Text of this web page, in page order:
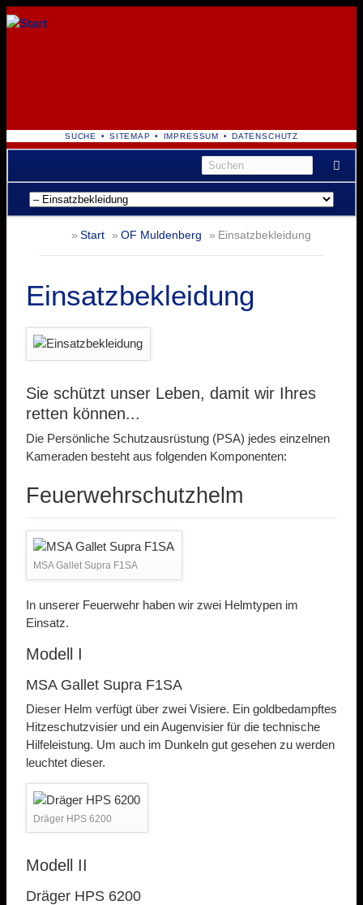
NAVIGATION
ÜBERSPRINGEN
SUCHE SITEMAP IMPRESSUM DATENSCHUTZ
Navigation
überspringen
Start OF Muldenberg Einsatzbekleidung
Einsatzbekleidung
Sie schützt unser Leben, damit wir Ihres
retten können...
Die Persönliche Schutzausrüstung (PSA) jedes einzelnen
Kameraden besteht aus folgenden Komponenten:
Feuerwehrschutzhelm
MSA Gallet Supra F1SA
In unserer Feuerwehr haben wir zwei Helmtypen im
Einsatz.
Modell I
MSA Gallet Supra F1SA
Dieser Helm verfügt über zwei Visiere. Ein goldbedampftes
Hitzeschutzvisier und ein Augenvisier für die technische
Hilfeleistung. Um auch im Dunkeln gut gesehen zu werden
leuchtet dieser.
Dräger HPS 6200
Modell II
Dräger HPS 6200